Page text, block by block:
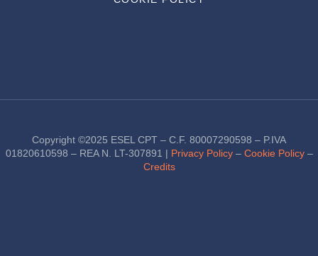
Copyright ©2025 ESEL CPT – C.F. 80007290598 – P.IVA
01820610598 – REA N. LT-307891 | Privacy Policy– Cookie Policy–
Credits